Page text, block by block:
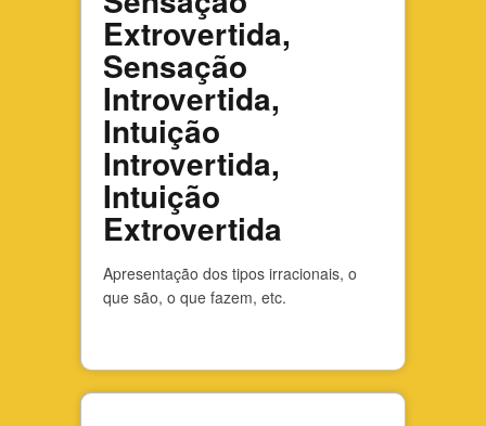
Extrovertida,
Sensação
Introvertida,
Intuição
Introvertida,
Intuição
Extrovertida
Apresentação dos tipos irracionais, o
que são, o que fazem, etc.